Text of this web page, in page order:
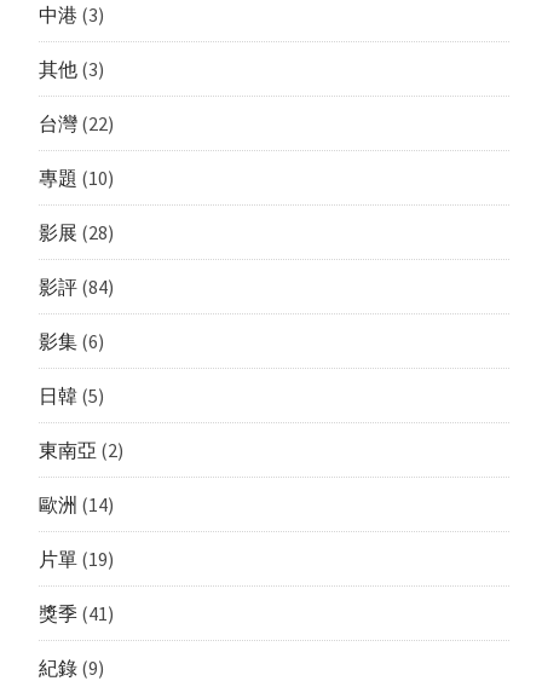
中港 (3)
其他(3)
台灣(22)
專題 (10)
影展 (28)
影評(84)
影集(6)
日韓(5)
東南亞 (2)
歐洲 (14)
片單(19)
獎季(41)
紀錄(9)